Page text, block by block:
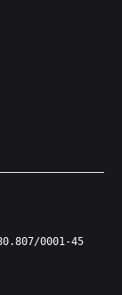
0001-45